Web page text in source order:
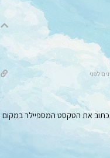
את הטקסט המספיילר במקום